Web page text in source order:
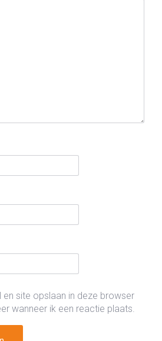
en site opslaan in deze browser
wanneer ik een reactie plaats.